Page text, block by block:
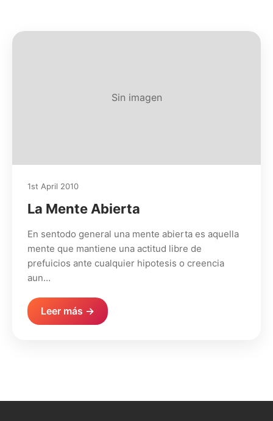
Sin imagen
1st April 2010
La Mente Abierta
En sentodo general una mente abierta es aquella
mente que mantiene una actitud libre de
prefuicios ante cualquier hipotesis o creencia
aun…
Leer más →